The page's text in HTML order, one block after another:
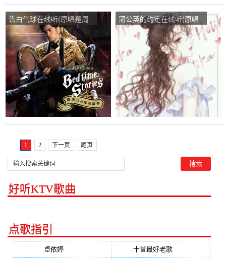
告白气球在线听(原唱是周
杰伦)，boooooom演唱点
播:43次
蒲公英的约定在线听(原唱
是周杰伦)，雯璇演唱点
播:276次
1 2 下一页 尾页
好听KTV歌曲
点歌指引
卓依婷(350) 十首最好老歌(300)